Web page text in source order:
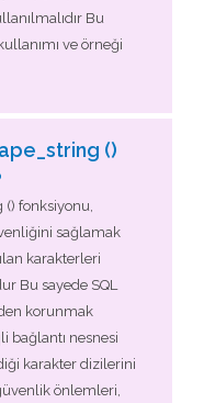
Bu
ve örneği
()
() fonksiyonu,
sağlamak
karakterleri
Bu sayede SQL
korunmak
bağlantı nesnesi
karakter dizilerini
önlemleri,